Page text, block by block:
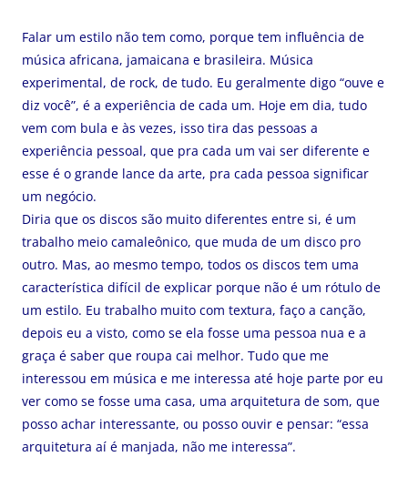
Falar um estilo não tem como, porque tem influência de
música africana, jamaicana e brasileira. Música
experimental, de rock, de tudo. Eu geralmente digo “ouve e
diz você”, é a experiência de cada um. Hoje em dia, tudo
vem com bula e às vezes, isso tira das pessoas a
experiência pessoal, que pra cada um vai ser diferente e
esse é o grande lance da arte, pra cada pessoa significar
um negócio.
Diria que os discos são muito diferentes entre si, é um
trabalho meio camaleônico, que muda de um disco pro
outro. Mas, ao mesmo tempo, todos os discos tem uma
característica difícil de explicar porque não é um rótulo de
um estilo. Eu trabalho muito com textura, faço a canção,
depois eu a visto, como se ela fosse uma pessoa nua e a
graça é saber que roupa cai melhor. Tudo que me
interessou em música e me interessa até hoje parte por eu
ver como se fosse uma casa, uma arquitetura de som, que
posso achar interessante, ou posso ouvir e pensar: “essa
arquitetura aí é manjada, não me interessa”.